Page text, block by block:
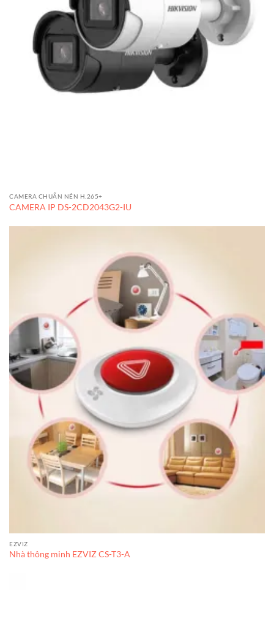
CAMERA CHUẨN NÉN H.265+
CAMERA IP DS-2CD2043G2-IU
EZVIZ
Nhà thông minh EZVIZ CS-T3-A